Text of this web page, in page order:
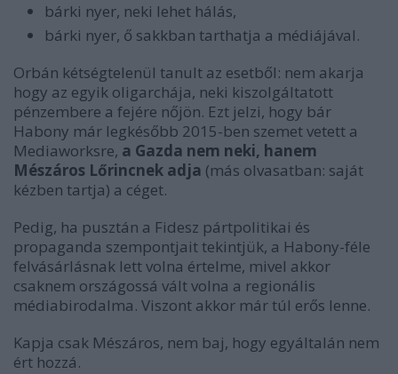
bárki nyer, neki lehet hálás,
bárki nyer, ő sakkban tarthatja a médiájával.
Orbán kétségtelenül tanult az esetből: nem akarja
hogy az egyik oligarchája, neki kiszolgáltatott
pénzembere a fejére nőjön. Ezt jelzi, hogy bár
Habony már legkésőbb 2015-ben szemet vetett a
Mediaworksre, a Gazda nem neki, hanem
Mészáros Lőrincnek adja (más olvasatban: saját
kézben tartja) a céget.
Pedig, ha pusztán a Fidesz pártpolitikai és
propaganda szempontjait tekintjük, a Habony-féle
felvásárlásnak lett volna értelme, mivel akkor
csaknem országossá vált volna a regionális
médiabirodalma. Viszont akkor már túl erős lenne.
Kapja csak Mészáros, nem baj, hogy egyáltalán nem
ért hozzá.